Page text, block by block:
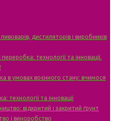
дистиляторів і виробників
технології та інновації.
в умовах воєнного стану: вчимося
технології та інновації
відкритий і закритий ґрунт
і виноробство